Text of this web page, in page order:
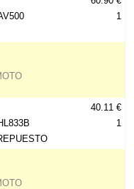
1
40.11 €
1